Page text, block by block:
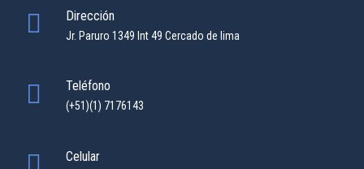
Dirección
Jr. Paruro 1349 Int 49 Cercado de lima
Teléfono
(+51)(1) 7176143
Celular